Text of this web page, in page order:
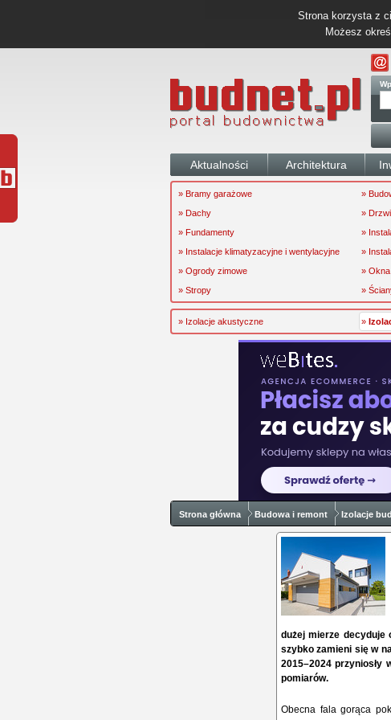
Strona korzysta z
Możesz
Aktualności Architektura
» Bramy garażowe »
» Dachy
» Drzwi
» Fundamenty
»
» Instalacje klimatyzacyjne i wentylacyjne
»
» Ogrody zimowe
» Okna
» Stropy
»
» Izolacje akustyczne »
Strona główna Budowa i remont Izolacje
dużej mierze
szybko zamieni się w
2015–2024 przyniosły
pomiarów.
Obecna fala gorąca